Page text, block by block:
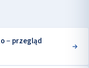
− przegląd